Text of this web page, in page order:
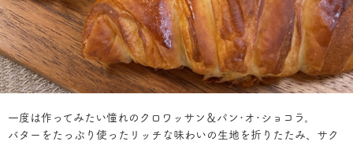
一度は作ってみたい憧れのクロワッサン＆パン･オ･ショコラ。
バターをたっぷり使ったリッチな味わいの生地を折りたたみ、サク